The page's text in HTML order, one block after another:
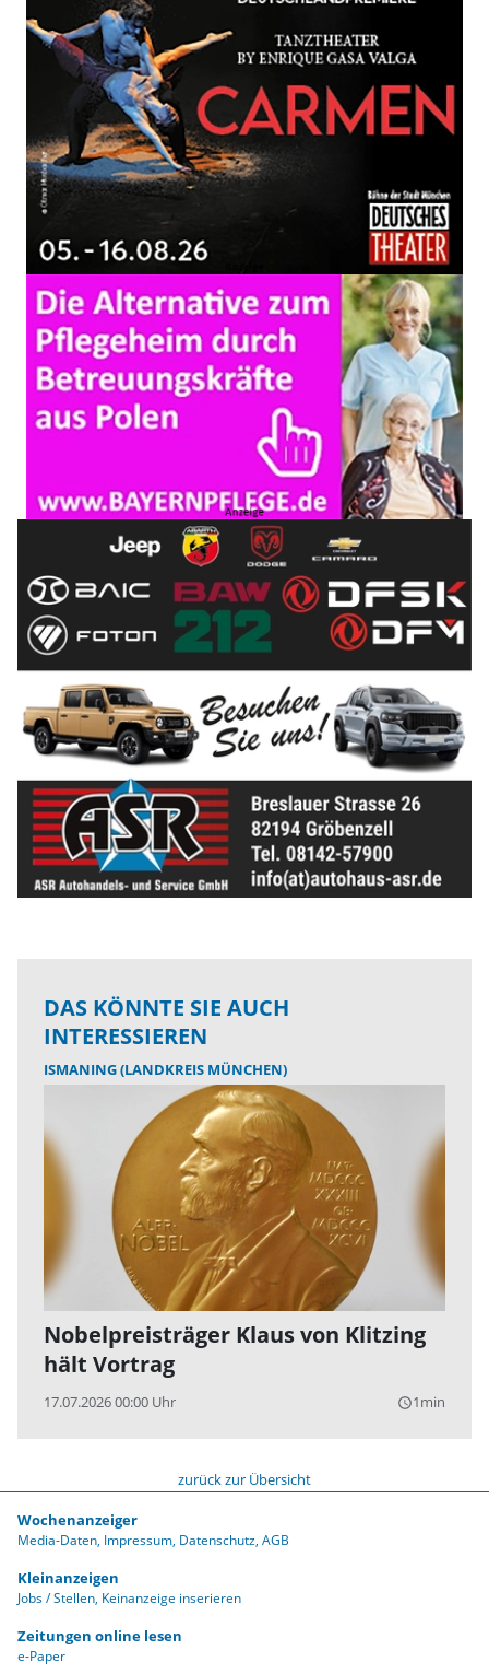
DAS KÖNNTE SIE AUCH
INTERESSIEREN
ISMANING (LANDKREIS MÜNCHEN)
Nobelpreisträger Klaus von Klitzing
hält Vortrag
17.07.2026 00:00 Uhr query_builder1min
zurück zur Übersicht
Wochenanzeiger
Media-Daten Impressum Datenschutz AGB
Kleinanzeigen
Jobs / Stellen Keinanzeige inserieren
Zeitungen online lesen
e-Paper